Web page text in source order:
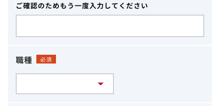
ご確認のためもう一度入力してください
職種 必須